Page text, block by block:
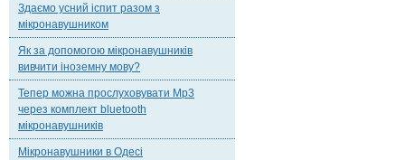
Здаємо усний іспит разом з
мікронавушником
Як за допомогою мікронавушників
вивчити іноземну мову?
Тепер можна прослуховувати Mp3
через комплект bluetooth
мікронавушників
Мікронавушники в Одесі